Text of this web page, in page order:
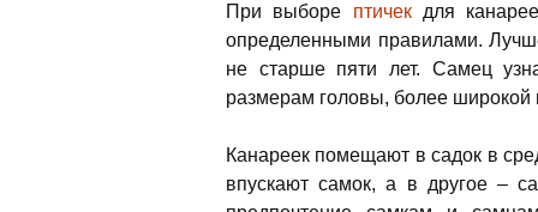
При выборе птичекдля
определенными правилами.
не старше пяти лет. Самец
размерам головы, более широкой
Канареек помещают в садок в
впускают самок, а в другое –